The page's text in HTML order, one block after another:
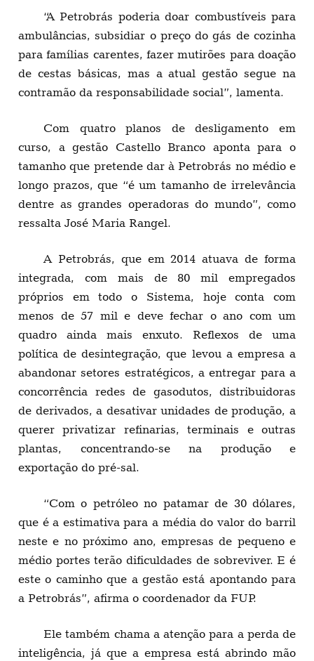
“A Petrobrás poderia doar combustíveis para
ambulâncias, subsidiar o preço do gás de cozinha
para famílias carentes, fazer mutirões para doação
de cestas básicas, mas a atual gestão segue na
contramão da responsabilidade social”, lamenta.
Com quatro planos de desligamento em
curso, a gestão Castello Branco aponta para o
tamanho que pretende dar à Petrobrás no médio e
longo prazos, que “é um tamanho de irrelevância
dentre as grandes operadoras do mundo”, como
ressalta José Maria Rangel.
A Petrobrás, que em 2014 atuava de forma
integrada, com mais de 80 mil empregados
próprios em todo o Sistema, hoje conta com
menos de 57 mil e deve fechar o ano com um
quadro ainda mais enxuto. Reflexos de uma
política de desintegração, que levou a empresa a
abandonar setores estratégicos, a entregar para a
concorrência redes de gasodutos, distribuidoras
de derivados, a desativar unidades de produção, a
querer privatizar refinarias, terminais e outras
plantas, concentrando-se na produção e
exportação do pré-sal.
“Com o petróleo no patamar de 30 dólares,
que é a estimativa para a média do valor do barril
neste e no próximo ano, empresas de pequeno e
médio portes terão dificuldades de sobreviver. E é
este o caminho que a gestão está apontando para
a Petrobrás”, afirma o coordenador da FUP.
Ele também chama a atenção para a perda de
inteligência, já que a empresa está abrindo mão